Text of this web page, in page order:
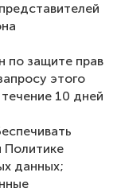
по защите прав
этого
10 дней
Политике
данных;